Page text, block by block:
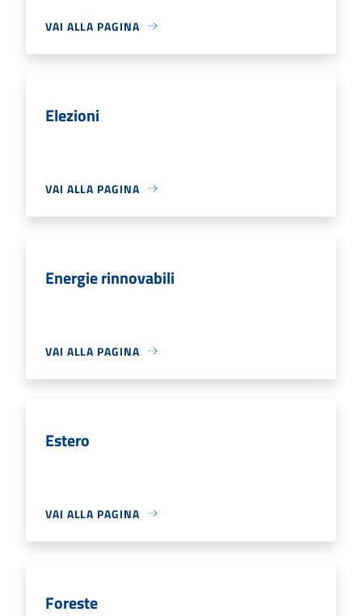
VAI ALLA PAGINA
Elezioni
VAI ALLA PAGINA
Energie rinnovabili
VAI ALLA PAGINA
Estero
VAI ALLA PAGINA
Foreste